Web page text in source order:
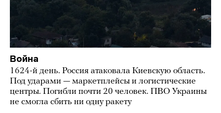
Война
1624-й день. Россия атаковала Киевскую область.
Под ударами — маркетплейсы и логистические
центры. Погибли почти 20 человек. ПВО Украины
не смогла сбить ни одну ракету